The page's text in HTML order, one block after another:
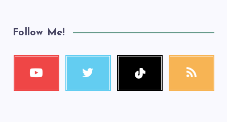
Follow Me!